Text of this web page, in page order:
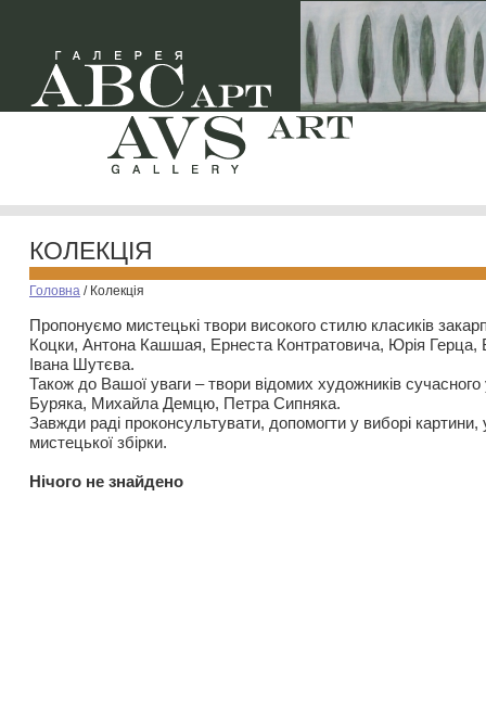
КОЛЕКЦІЯ
Головна / Колекція
Пропонуємо мистецькі твори високого стилю класиків
Коцки, Антона Кашшая, Ернеста Контратовича, Юрія
Івана Шутєва.
Також до Вашої уваги – твори відомих художників
Буряка, Михайла Демцю, Петра Сипняка.
Завжди раді проконсультувати, допомогти у виборі картини,
мистецької збірки.
Нiчого не знайдено